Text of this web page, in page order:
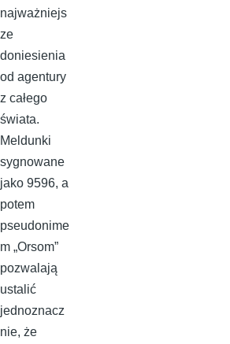
najważniejs
ze
doniesienia
od agentury
z całego
świata.
Meldunki
sygnowane
jako 9596, a
potem
pseudonime
m „Orsom”
pozwalają
ustalić
jednoznacz
nie, że